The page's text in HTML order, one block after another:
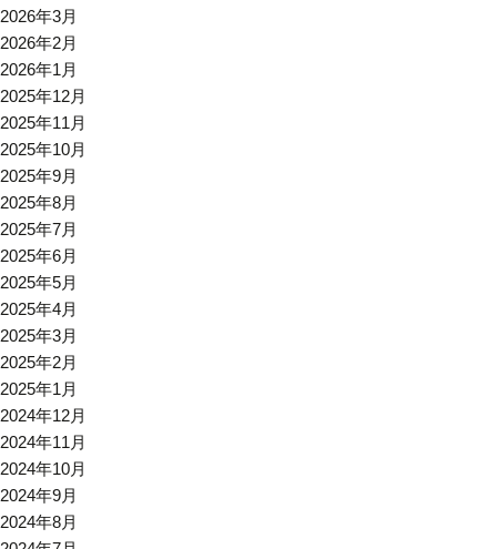
2026年3月
2026年2月
2026年1月
2025年12月
2025年11月
2025年10月
2025年9月
2025年8月
2025年7月
2025年6月
2025年5月
2025年4月
2025年3月
2025年2月
2025年1月
2024年12月
2024年11月
2024年10月
2024年9月
2024年8月